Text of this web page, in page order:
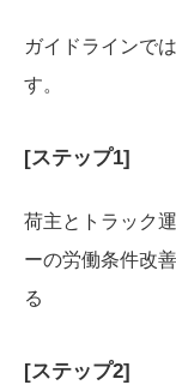
ガイドラインで
す。
[ステップ1]
荷主とトラック
ーの労働条件改
る
[ステップ2]